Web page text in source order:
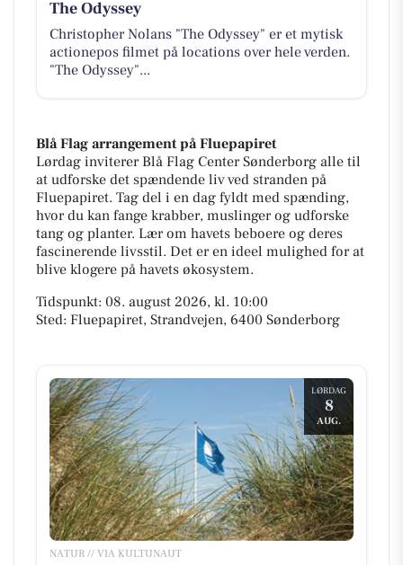
The Odyssey
Christopher Nolans "The Odyssey" er et mytisk
actionepos filmet på locations over hele verden.
"The Odyssey"...
Blå Flag arrangement på Fluepapiret
Lørdag inviterer Blå Flag Center Sønderborg alle til
at udforske det spændende liv ved stranden på
Fluepapiret. Tag del i en dag fyldt med spænding,
hvor du kan fange krabber, muslinger og udforske
tang og planter. Lær om havets beboere og deres
fascinerende livsstil. Det er en ideel mulighed for at
blive klogere på havets økosystem.
Tidspunkt: 08. august 2026, kl. 10:00
Sted: Fluepapiret, Strandvejen, 6400 Sønderborg
LØRDAG
8
AUG.
NATUR // VIA KULTUNAUT